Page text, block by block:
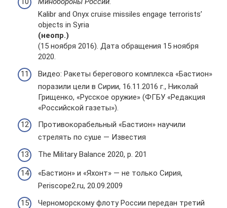
Kalibr and Onyx cruise missiles engage terrorists’
objects in Syria
(неопр.)
(15 ноября 2016). Дата обращения 15 ноября
2020.
Видео: Ракеты берегового комплекса «Бастион»
поразили цели в Сирии, 16.11.2016 г., Николай
Грищенко, «Русское оружие» (ФГБУ «Редакция
«Российской газеты»).
Противокорабельный «Бастион» научили
стрелять по суше — Известия
The Military Balance 2020, p. 201
«Бастион» и «Яхонт» — не только Сирия,
Periscope2.ru, 20.09.2009
Черноморскому флоту России передан третий